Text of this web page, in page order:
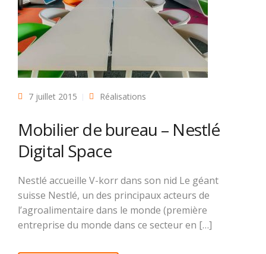
7 juillet 2015 Réalisations
Mobilier de bureau – Nestlé
Digital Space
Nestlé accueille V-korr dans son nid Le géant
suisse Nestlé, un des principaux acteurs de
l’agroalimentaire dans le monde (première
entreprise du monde dans ce secteur en […]